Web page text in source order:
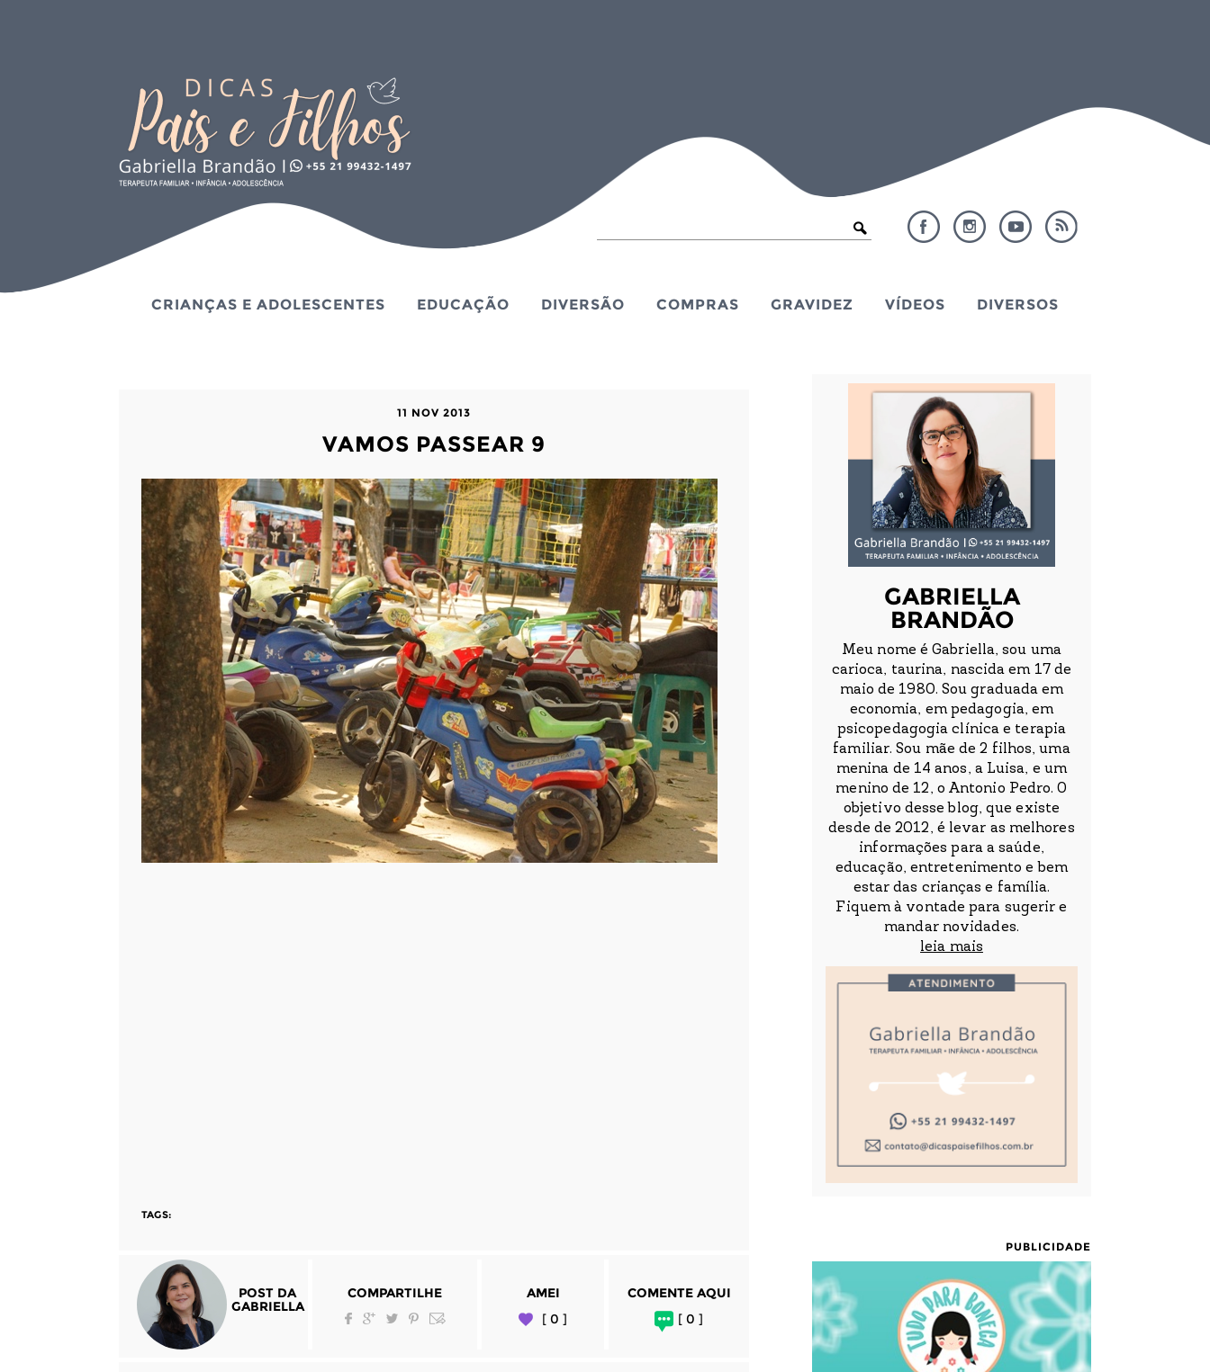
CRIANÇAS E ADOLESCENTES EDUCAÇÃO DIVERSÃO COMPRAS GRAVIDEZ VÍDEOS DIVERSOS
11 NOV 2013
VAMOS PASSEAR 9
TAGS:
POST DA
GABRIELLA
COMPARTILHE
AMEI
[ 0 ]
COMENTE AQUI
[ 0 ]
GABRIELLA
BRANDÃO
Meu nome é Gabriella, sou uma
carioca, taurina, nascida em 17 de
maio de 1980. Sou graduada em
economia, em pedagogia, em
psicopedagogia clínica e terapia
familiar. Sou mãe de 2 filhos, uma
menina de 14 anos, a Luisa, e um
menino de 12, o Antonio Pedro. O
objetivo desse blog, que existe
desde de 2012, é levar as melhores
informações para a saúde,
educação, entretenimento e bem
estar das crianças e família.
Fiquem à vontade para sugerir e
mandar novidades.
leia mais
PUBLICIDADE